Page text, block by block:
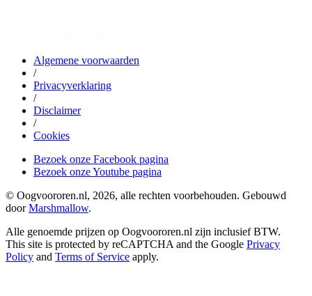
Algemene voorwaarden
/
Privacyverklaring
/
Disclaimer
/
Cookies
Bezoek onze Facebook pagina
Bezoek onze Youtube pagina
© Oogvoororen.nl, 2026, alle rechten voorbehouden. Gebouwd
doorMarshmallow.
Alle genoemde prijzen op Oogvoororen.nl zijn inclusief BTW.
This site is protected by reCAPTCHA and the Google Privacy
Policy and Terms of Service apply.